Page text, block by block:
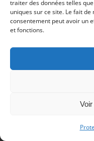
traiter des données telles
uniques sur ce site. Le fait
consentement peut avoir un
et fonctions.